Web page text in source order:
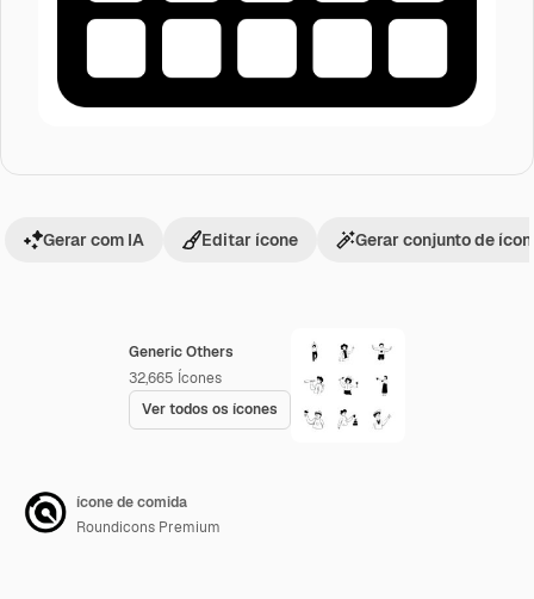
Generic Others
32,665 Ícones
Ver todos os ícones
Gerar com IA Editar ícone Gerar conjunto de
ícone de comida
Roundicons Premium